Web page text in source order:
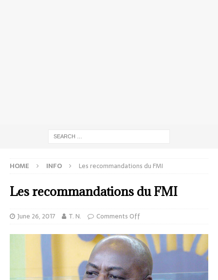
HOME INFO Les recommandations du FMI
Les recommandations du FMI
June 26, 2017 T. N. Comments Off